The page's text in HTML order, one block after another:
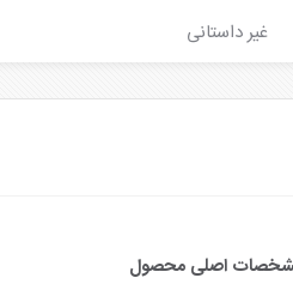
غیر داستانی